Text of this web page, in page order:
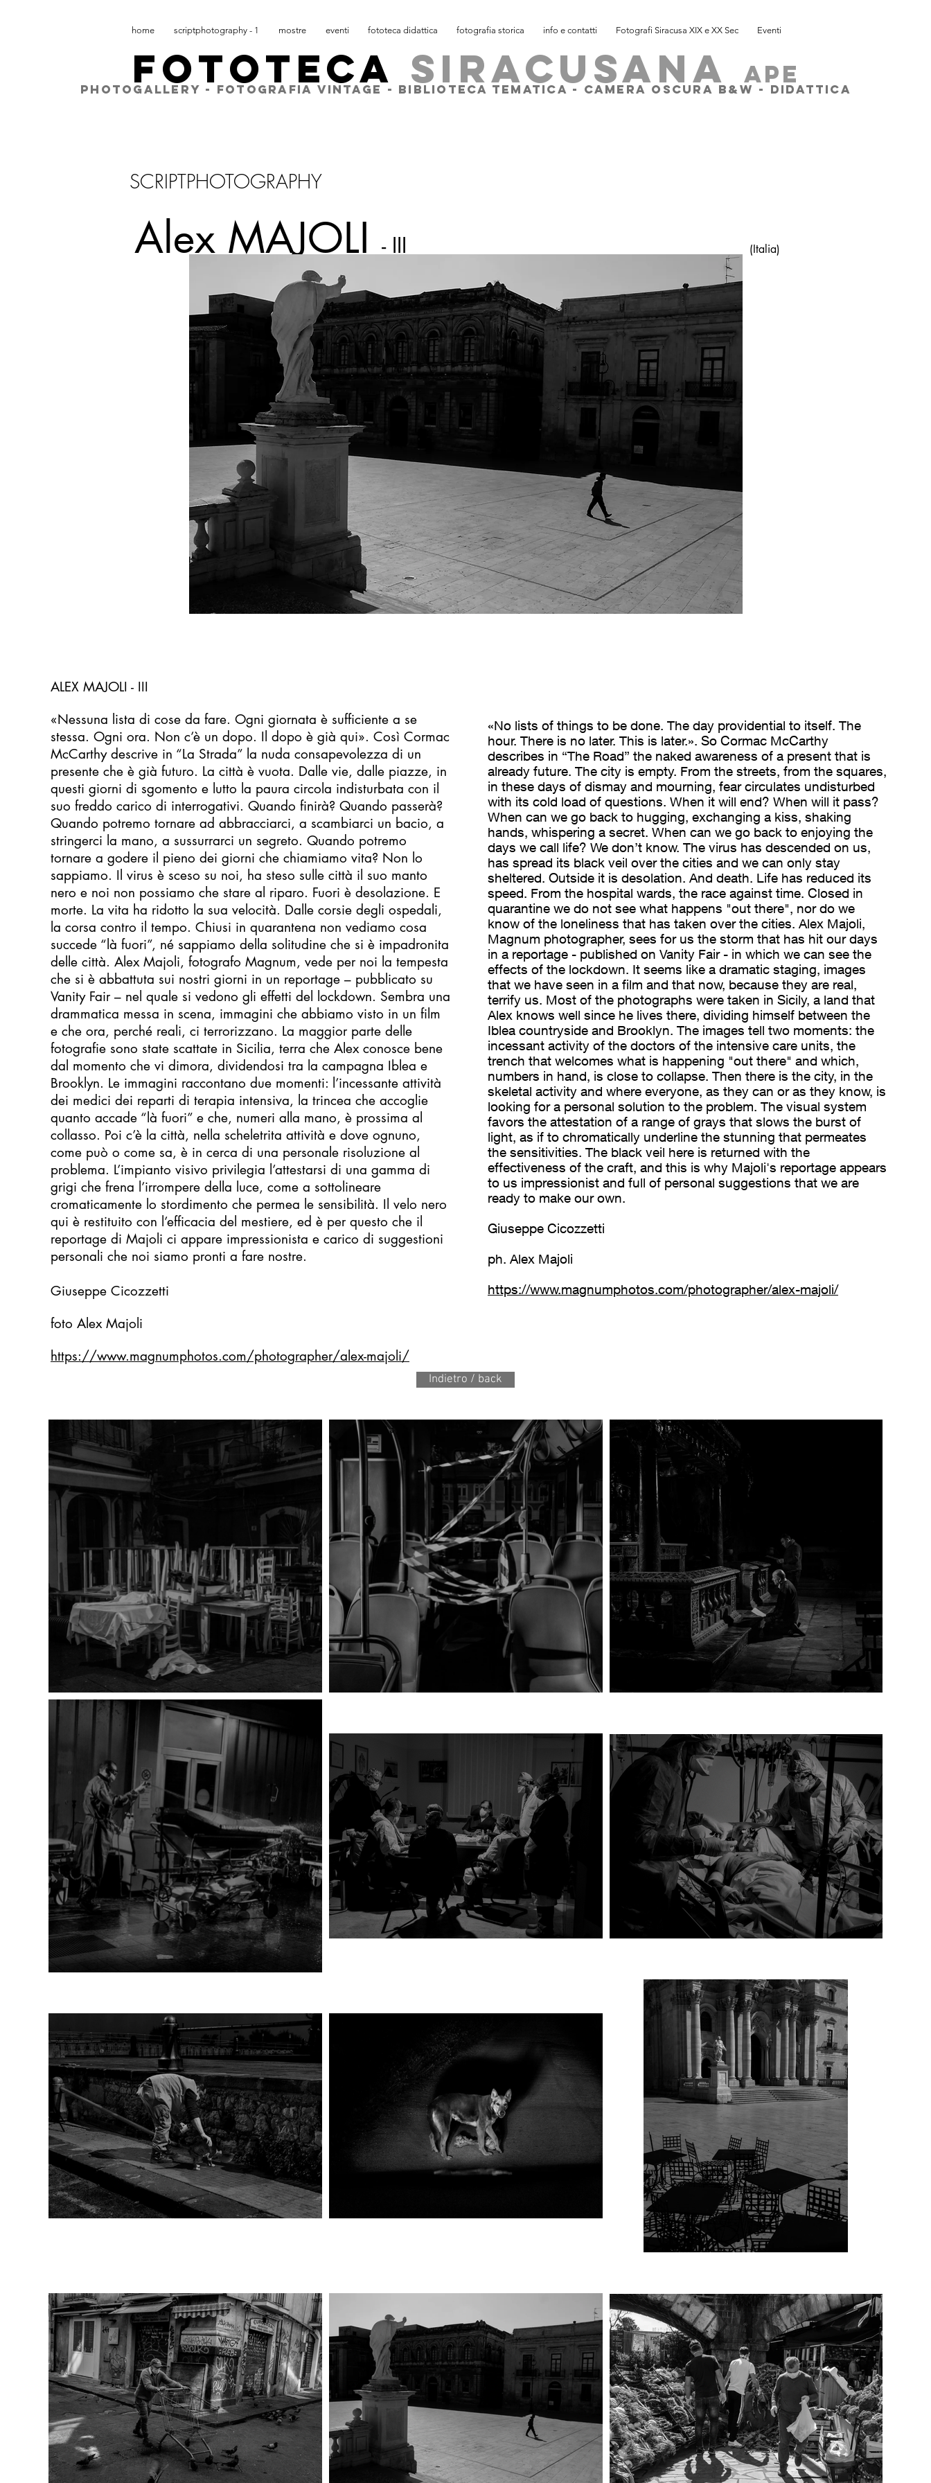
home scriptphotography - 1 mostre eventi fototeca didattica fotografia storica info e contatti Fotografi Siracusa XIX e XX Sec Eventi
FOTOTECA SIRACUSANAape
PHOTOGALLERY - FOTOGRAFIA VINTAGE - BIBLIOTECA TEMATICA - CAMERA OSCURA B&W - DIDATTICA
SCRIPTPHOTOGRAPHY
Alex MAJOLI - III (Italia)
ALEX MAJOLI - III
«Nessuna lista di cose da fare. Ogni giornata è sufficiente a se
stessa. Ogni ora. Non c’è un dopo. Il dopo è già qui». Così Cormac
McCarthy descrive in “La Strada” la nuda consapevolezza di un
presente che è già futuro. La città è vuota. Dalle vie, dalle piazze, in
questi giorni di sgomento e lutto la paura circola indisturbata con il
suo freddo carico di interrogativi. Quando finirà? Quando passerà?
Quando potremo tornare ad abbracciarci, a scambiarci un bacio, a
stringerci la mano, a sussurrarci un segreto. Quando potremo
tornare a godere il pieno dei giorni che chiamiamo vita? Non lo
sappiamo. Il virus è sceso su noi, ha steso sulle città il suo manto
nero e noi non possiamo che stare al riparo. Fuori è desolazione. E
morte. La vita ha ridotto la sua velocità. Dalle corsie degli ospedali,
la corsa contro il tempo. Chiusi in quarantena non vediamo cosa
succede “là fuori”, né sappiamo della solitudine che si è impadronita
delle città. Alex Majoli, fotografo Magnum, vede per noi la tempesta
che si è abbattuta sui nostri giorni in un reportage – pubblicato su
Vanity Fair – nel quale si vedono gli effetti del lockdown. Sembra una
drammatica messa in scena, immagini che abbiamo visto in un film
e che ora, perché reali, ci terrorizzano. La maggior parte delle
fotografie sono state scattate in Sicilia, terra che Alex conosce bene
dal momento che vi dimora, dividendosi tra la campagna Iblea e
Brooklyn. Le immagini raccontano due momenti: l’incessante attività
dei medici dei reparti di terapia intensiva, la trincea che accoglie
quanto accade “là fuori” e che, numeri alla mano, è prossima al
collasso. Poi c’è la città, nella scheletrita attività e dove ognuno,
come può o come sa, è in cerca di una personale risoluzione al
problema. L’impianto visivo privilegia l’attestarsi di una gamma di
grigi che frena l’irrompere della luce, come a sottolineare
cromaticamente lo stordimento che permea le sensibilità. Il velo nero
qui è restituito con l’efficacia del mestiere, ed è per questo che il
reportage di Majoli ci appare impressionista e carico di suggestioni
personali che noi siamo pronti a fare nostre.
Giuseppe Cicozzetti
foto Alex Majoli
https://www.magnumphotos.com/photographer/alex-majoli/
«No lists of things to be done. The day providential to itself. The
hour. There is no later. This is later.». So Cormac McCarthy
describes in “The Road” the naked awareness of a present that is
already future. The city is empty. From the streets, from the squares,
in these days of dismay and mourning, fear circulates undisturbed
with its cold load of questions. When it will end? When will it pass?
When can we go back to hugging, exchanging a kiss, shaking
hands, whispering a secret. When can we go back to enjoying the
days we call life? We don’t know. The virus has descended on us,
has spread its black veil over the cities and we can only stay
sheltered. Outside it is desolation. And death. Life has reduced its
speed. From the hospital wards, the race against time. Closed in
quarantine we do not see what happens "out there", nor do we
know of the loneliness that has taken over the cities. Alex Majoli,
Magnum photographer, sees for us the storm that has hit our days
in a reportage - published on Vanity Fair - in which we can see the
effects of the lockdown. It seems like a dramatic staging, images
that we have seen in a film and that now, because they are real,
terrify us. Most of the photographs were taken in Sicily, a land that
Alex knows well since he lives there, dividing himself between the
Iblea countryside and Brooklyn. The images tell two moments: the
incessant activity of the doctors of the intensive care units, the
trench that welcomes what is happening "out there" and which,
numbers in hand, is close to collapse. Then there is the city, in the
skeletal activity and where everyone, as they can or as they know, is
looking for a personal solution to the problem. The visual system
favors the attestation of a range of grays that slows the burst of
light, as if to chromatically underline the stunning that permeates
the sensitivities. The black veil here is returned with the
effectiveness of the craft, and this is why Majoli's reportage appears
to us impressionist and full of personal suggestions that we are
ready to make our own.
Giuseppe Cicozzetti
ph. Alex Majoli
https://www.magnumphotos.com/photographer/alex-majoli/
Indietro / back